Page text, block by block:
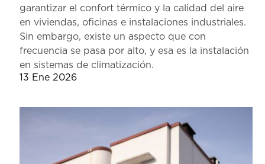
garantizar el confort térmico y la calidad del aire
en viviendas, oficinas e instalaciones industriales.
Sin embargo, existe un aspecto que con
frecuencia se pasa por alto, y esa es la instalación
en sistemas de climatización.
13 Ene 2026